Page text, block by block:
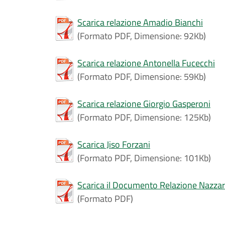
Scarica relazione Amadio Bianchi
(Formato PDF, Dimensione: 92Kb)
Scarica relazione Antonella Fucecchi
(Formato PDF, Dimensione: 59Kb)
Scarica relazione Giorgio Gasperoni
(Formato PDF, Dimensione: 125Kb)
Scarica Jiso Forzani
(Formato PDF, Dimensione: 101Kb)
Scarica il Documento Relazione
(Formato PDF)